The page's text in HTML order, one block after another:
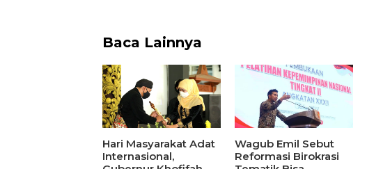
Baca Lainnya
Hari Masyarakat Adat
Internasional,
Wagub Emil Sebut
Reformasi Birokrasi